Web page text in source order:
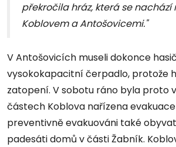
překročila hráz, která se nachází
Koblovem a Antošovicemi."
V Antošovicích museli dokonce
vysokokapacitní čerpadlo, protože
zatopení. V sobotu ráno byla proto
částech Koblova nařízena
preventivně evakuováni také
padesáti domů v části Žabník.